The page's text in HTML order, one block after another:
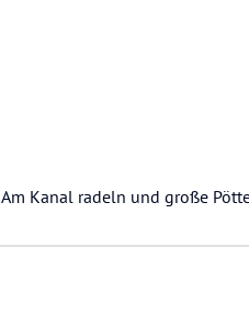
Am Kanal radeln und große